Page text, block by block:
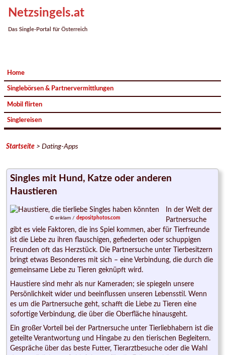
Netzsingels.at
Das Single-Portal für Österreich
Home
Singlebörsen & Partnervermittlungen
Mobil flirten
Singlereisen
Startseite > Dating-Apps
Singles mit Hund, Katze oder anderen
Haustieren
© eriklam / depositphotos.com
In der Welt der
Partnersuche
gibt es viele Faktoren, die ins Spiel kommen, aber für Tierfreunde
ist die Liebe zu ihren flauschigen, gefiederten oder schuppigen
Freunden oft das Herzstück. Die Partnersuche unter Tierbesitzern
bringt etwas Besonderes mit sich – eine Verbindung, die durch die
gemeinsame Liebe zu Tieren geknüpft wird.
Haustiere sind mehr als nur Kameraden; sie spiegeln unsere
Persönlichkeit wider und beeinflussen unseren Lebensstil. Wenn
es um die Partnersuche geht, schafft die Liebe zu Tieren eine
sofortige Verbindung, die über die Oberfläche hinausgeht.
Ein großer Vorteil bei der Partnersuche unter Tierliebhabern ist die
geteilte Verantwortung und Hingabe zu den tierischen Begleitern.
Gespräche über das beste Futter, Tierarztbesuche oder die Wahl